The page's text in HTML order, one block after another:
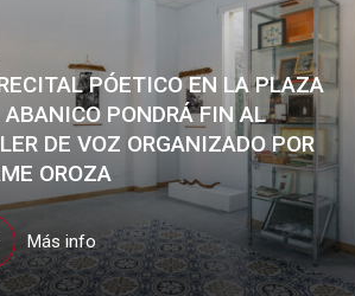
PÓETICO EN LA PLAZA
ABANICO PONDRÁ FIN AL
DE VOZ ORGANIZADO POR
OROZA
Más info